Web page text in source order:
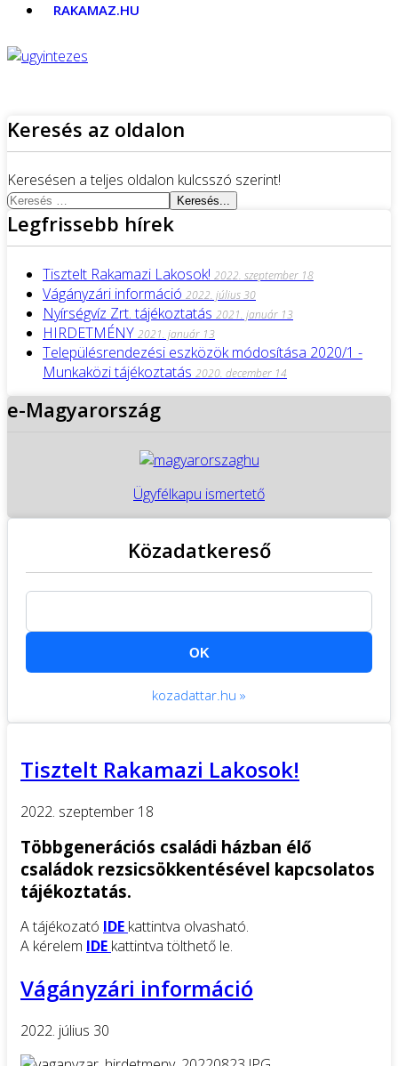
RAKAMAZ.HU
Keresés az oldalon
Keresésen a teljes oldalon kulcsszó szerint!
Keresés...
Legfrissebb hírek
Tisztelt Rakamazi Lakosok! 2022. szeptember 18
Vágányzári információ 2022. július 30
Nyírségvíz Zrt. tájékoztatás 2021. január 13
HIRDETMÉNY 2021. január 13
Településrendezési eszközök módosítása 2020/1 -
Munkaközi tájékoztatás 2020. december 14
e-Magyarország
Ügyfélkapu ismertető
Közadatkereső
kozadattar.hu »
Tisztelt Rakamazi Lakosok!
2022. szeptember 18
Többgenerációs családi házban élő
családok rezsicsökkentésével kapcsolatos
tájékoztatás.
A tájékozató IDE kattintva olvasható.
A kérelem IDE kattintva tölthető le.
Vágányzári információ
2022. július 30